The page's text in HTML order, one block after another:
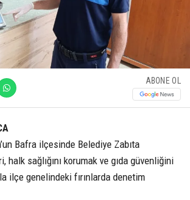
ABONE OL
Bafra ilçesinde Belediye Zabıta
halk sağlığını korumak ve gıda güvenliğini
ilçe genelindeki fırınlarda denetim